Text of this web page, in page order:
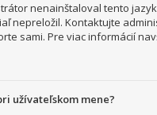
nenainštaloval tento
nepreložil. Kontaktujte
sami. Pre viac informácií
užívateľskom mene?